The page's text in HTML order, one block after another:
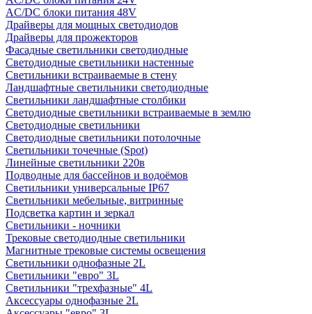
AC/DC блоки питания 48V
Драйверы для мощных светодиодов
Драйверы для прожекторов
Фасадные светильники светодиодные
Светодиодные светильники настенные
Светильники встраиваемые в стену
Ландшафтные светильники светодиодные
Светильники ландшафтные столбики
Светодиодные светильники встраиваемые в землю
Светодиодные светильники
Светодиодные светильники потолочные
Светильники точечные (Spot)
Линейные светильники 220в
Подводные для бассейнов и водоёмов
Светильники универсальные IP67
Светильники мебельные, витринные
Подсветка картин и зеркал
Светильники - ночники
Трековые светодиодные светильники
Магнитные трековые системы освещения
Светильники однофазные 2L
Светильники "евро" 3L
Светильники "трехфазные" 4L
Аксессуары однофазные 2L